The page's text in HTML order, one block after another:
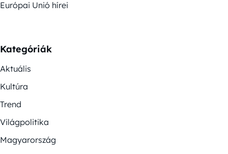
Európai Unió hírei
Kategóriák
Aktuális
Kultúra
Trend
Világpolitika
Magyarország